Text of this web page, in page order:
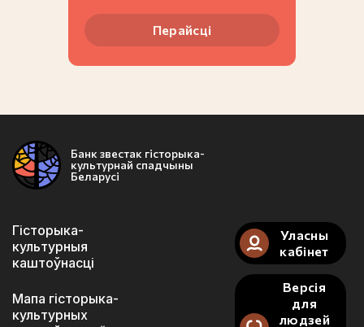
Перайсці
Банк звестак гісторыка-
культурнай спадчыны
Беларусі
Гісторыка-
культурныя
каштоўнасці
Мапа гісторыка-
культурных
Уласны
кабінет
Версія
для
людзей